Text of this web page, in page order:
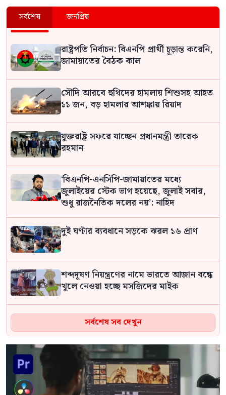
সর্বশেষ জনপ্রিয়
রাষ্ট্রপতি নির্বাচন: বিএনপি প্রার্থী চূড়ান্ত করেনি,
জামায়াতের বৈঠক কাল
সৌদি আরবে হুথিদের হামলায় শিশুসহ আহত
১১ জন, বড় হামলার আশঙ্কায় রিয়াদ
যুক্তরাষ্ট্র সফরে যাচ্ছেন প্রধানমন্ত্রী তারেক
রহমান
‘বিএনপি-এনসিপি-জামায়াতের মধ্যে
জুলাইয়ের স্টেক ভাগ হয়েছে, জুলাই সবার,
শুধু রাজনৈতিক দলের নয়’: নাহিদ
দুই ঘণ্টার ব্যবধানে সড়কে ঝরল ১৬ প্রাণ
শব্দদূষণ নিয়ন্ত্রণের নামে ভারতে আজান বন্ধে
খুলে নেওয়া হচ্ছে মসজিদের মাইক
জিপিএস ব্যবহার ছাড়াই মার্কিন ঘাঁটিতে নিখুঁত
হামলা চালান ইরানি পাইলটরা
রাজধানীতে ৫৭ লাখ টাকার জাল নোটে স্বর্ণ
কেনার চেষ্টা, হাতেনাতে ধরা
সর্বশেষ সব দেখুন